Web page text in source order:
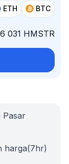
ETH BTC
6 031 HMSTR
Pasar
harga(7hr)